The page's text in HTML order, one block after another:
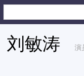
刘敏涛 演